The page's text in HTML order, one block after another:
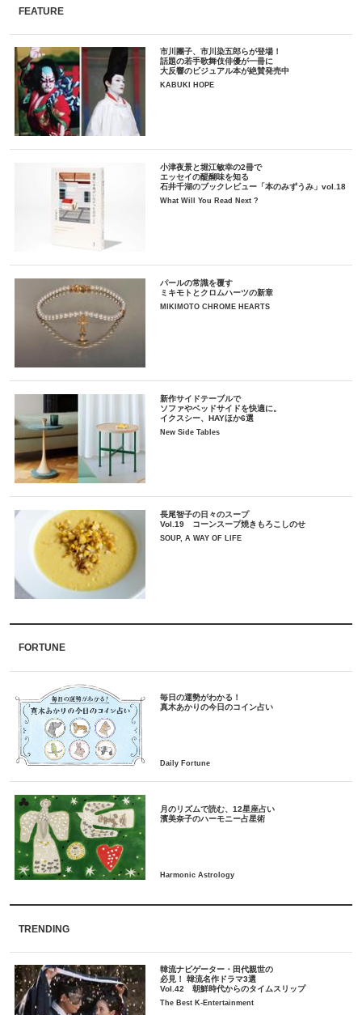
FEATURE
市川團子、市川染五郎らが登場！
話題の若手歌舞伎俳優が一冊に
大反響のビジュアル本が絶賛発売中
KABUKI HOPE
小津夜景と堀江敏幸の2冊で
エッセイの醍醐味を知る
石井千湖のブックレビュー「本のみずうみ」vol.18
What Will You Read Next ?
パールの常識を覆す
ミキモトとクロムハーツの新章
MIKIMOTO CHROME HEARTS
新作サイドテーブルで
ソファやベッドサイドを快適に。
イクスシー、HAYほか6選
New Side Tables
長尾智子の日々のスープ
Vol.19 コーンスープ焼きもろこしのせ
SOUP, A WAY OF LIFE
FORTUNE
毎日の運勢がわかる！
月のリズムで読む、12星座占い
TRENDING
韓流ナビゲーター・田代親世の
必見！ 韓流名作ドラマ3選
Vol.42 朝鮮時代からのタイムスリップ
The Best K-Entertainment